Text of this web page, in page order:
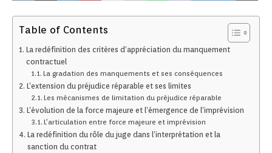
Table of Contents
La redéfinition des critères d’appréciation du manquement
contractuel
La gradation des manquements et ses conséquences
L’extension du préjudice réparable et ses limites
Les mécanismes de limitation du préjudice réparable
L’évolution de la force majeure et l’émergence de l’imprévision
L’articulation entre force majeure et imprévision
La redéfinition du rôle du juge dans l’interprétation et la
sanction du contrat